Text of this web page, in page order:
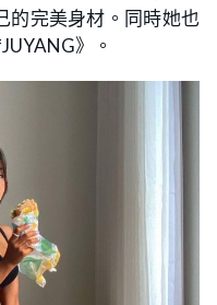
的完美身材。同時她也
》。